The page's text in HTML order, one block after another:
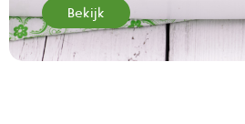
Bekijk